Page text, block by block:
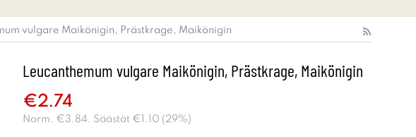
vulgare Maikönigin, Prästkrage, Maikönigin
Leucanthemum vulgare Maikönigin, Prästkrage, Maikönigin
€2.74
Norm. €3.84 . Säästät €1.10 ( 29%)